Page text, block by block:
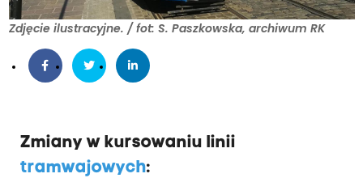
Zdjęcie ilustracyjne. / fot: S. Paszkowska, archiwum RK
Zmiany w kursowaniu linii
tramwajowych: